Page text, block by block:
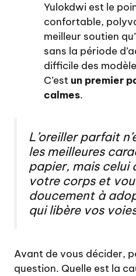
Yulokdwi est le
confortable,
meilleur soutien
sans la période
difficile des
C’est un premier
calmes.
L’oreiller parfait
les meilleures
papier, mais celui
votre corps et
doucement à
qui libère vos
Avant de vous décider,
question. Quelle est la